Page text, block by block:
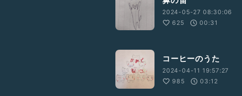
2024-05-27 08:30:06
625
00:31
コーヒーのうた
2024-04-11 19:57:27
985
03:12